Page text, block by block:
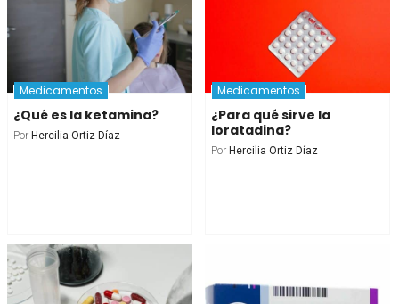
Medicamentos
¿Qué es la ketamina?
Por Hercilia Ortiz Díaz
Medicamentos
¿Para qué sirve la
loratadina?
Por Hercilia Ortiz Díaz